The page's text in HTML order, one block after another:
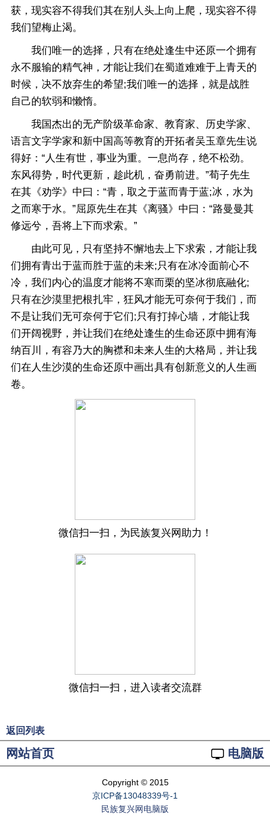
获，现实容不得我们其在别人头上向上爬，现实容不得
我们望梅止渴。
我们唯一的选择，只有在绝处逢生中还原一个拥有
永不服输的精气神，才能让我们在蜀道难难于上青天的
时候，决不放弃生的希望;我们唯一的选择，就是战胜
自己的软弱和懒惰。
我国杰出的无产阶级革命家、教育家、历史学家、
语言文字学家和新中国高等教育的开拓者吴玉章先生说
得好：“人生有世，事业为重。一息尚存，绝不松劲。
东风得势，时代更新，趁此机，奋勇前进。”荀子先生
在其《劝学》中曰：“青，取之于蓝而青于蓝;冰，水为
之而寒于水。”屈原先生在其《离骚》中曰：“路曼曼其
修远兮，吾将上下而求索。”
由此可见，只有坚持不懈地去上下求索，才能让我
们拥有青出于蓝而胜于蓝的未来;只有在冰冷面前心不
冷，我们内心的温度才能将不寒而栗的坚冰彻底融化;
只有在沙漠里把根扎牢，狂风才能无可奈何于我们，而
不是让我们无可奈何于它们;只有打掉心墙，才能让我
们开阔视野，并让我们在绝处逢生的生命还原中拥有海
纳百川，有容乃大的胸襟和未来人生的大格局，并让我
们在人生沙漠的生命还原中画出具有创新意义的人生画
卷。
微信扫一扫，为民族复兴网助力！
微信扫一扫，进入读者交流群
返回列表
网站首页 电脑版
Copyright © 2015
京ICP备13048339号-1
民族复兴网电脑版